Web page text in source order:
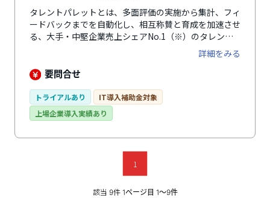
タレントパレットとは、多面評価の実施から集計、フィ
ードバックまでを自動化し、相互称賛と育成を加速させ
る、大手・中堅企業売上シェアNo.1（※）のタレント
マネジメントシステムです。自社の運用に合わせた評価
項目設定と匿名性を担保した評価者抽出が可能。結果は
自動レポ―ト化され、スキルや適性検査などのデータと
※「ITR Market View：人材管理市場2026」人材管理市
場：ベンダー別売上金額シェア（2024～2025年度予
測）
詳細をみる
要問合せ
トライアルあり
IT導入補助金対象
上場企業導入実績あり
1
該当 9件 1ページ目 1〜9件